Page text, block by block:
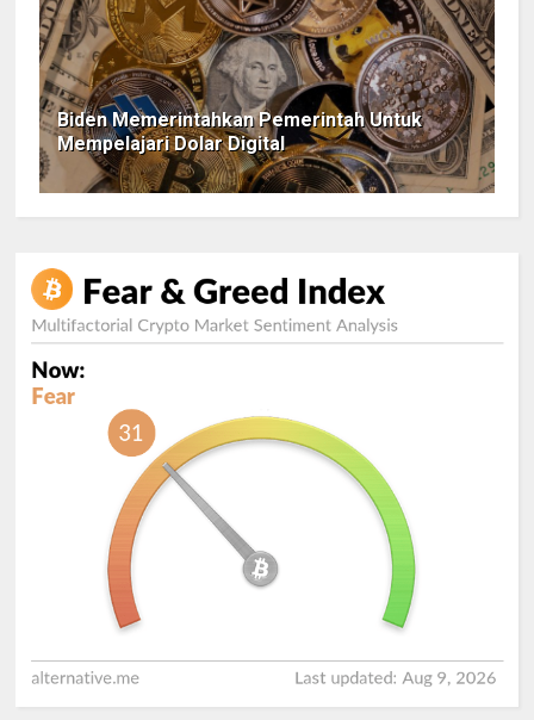
Biden Memerintahkan Pemerintah Untuk
Mempelajari Dolar Digital